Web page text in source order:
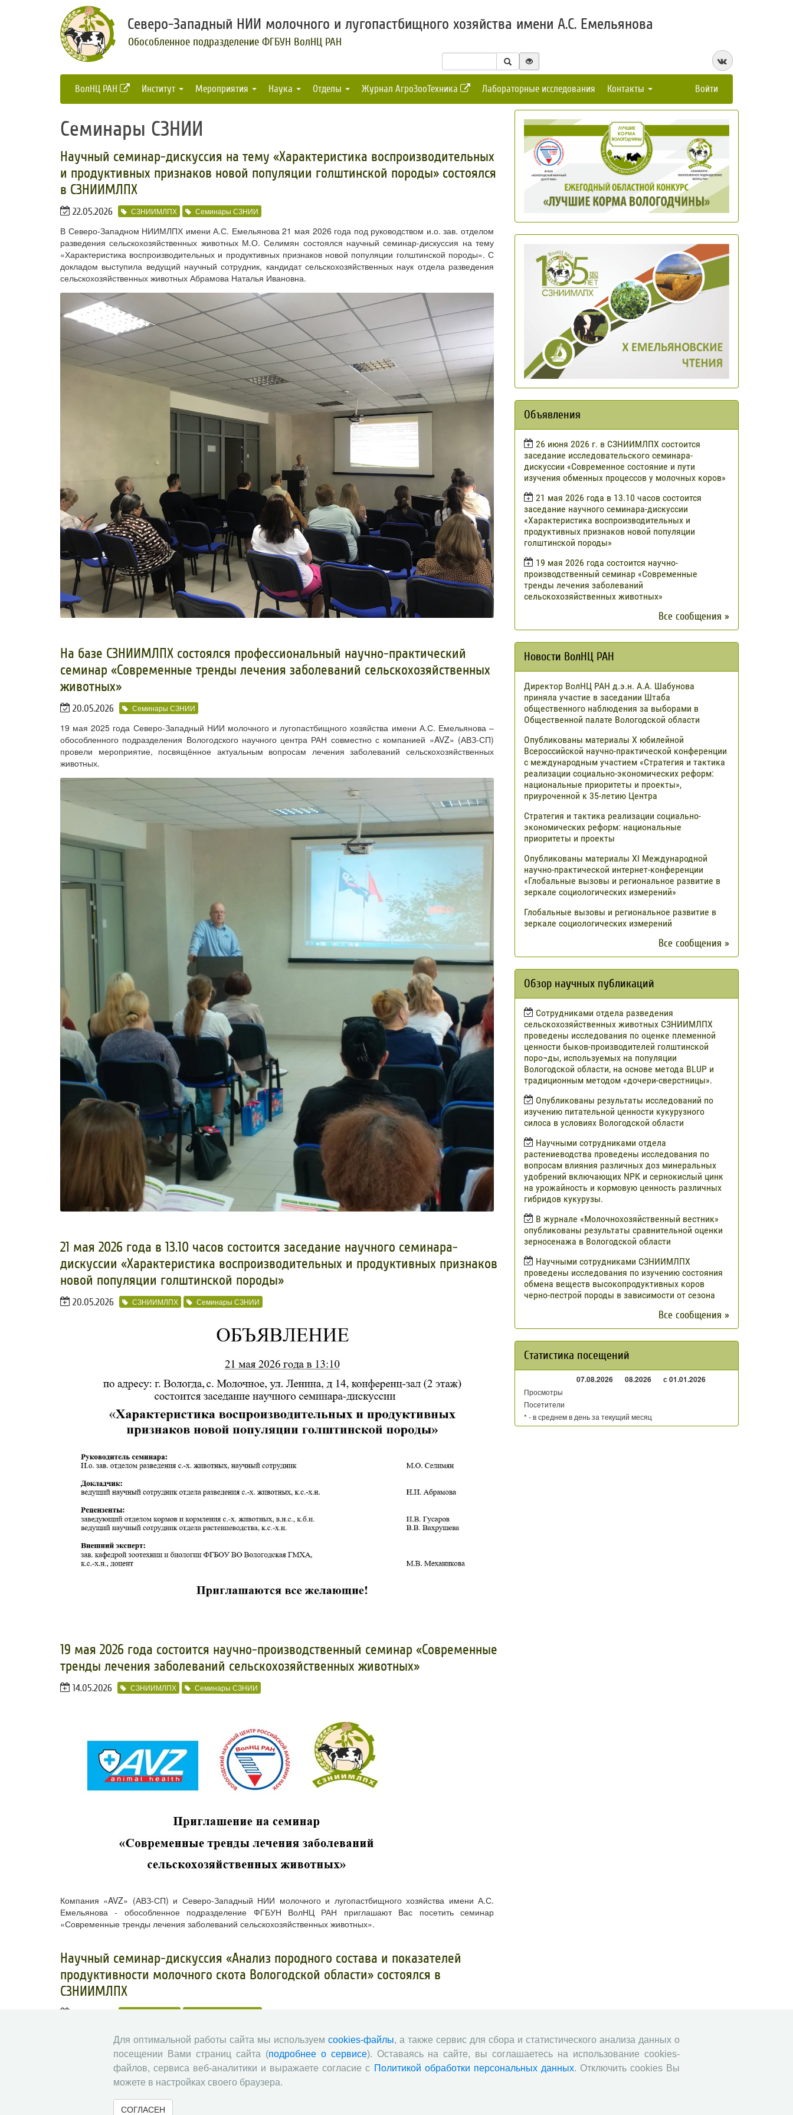
Северо-Западный НИИ молочного и лугопастбищного хозяйства имени А.С. Емельянова
Обособленное подразделение ФГБУН ВолНЦ РАН
ВолНЦ РАН Институт Мероприятия Наука Отделы Журнал АгроЗооТехника Лабораторные исследования Контакты Войти
Семинары СЗНИИ
Научный семинар-дискуссия на тему «Характеристика воспроизводительных
и продуктивных признаков новой популяции голштинской породы» состоялся
в СЗНИИМЛПХ
22.05.2026 СЗНИИМЛПХ Семинары СЗНИИ
В Северо-Западном НИИМЛПХ имени А.С. Емельянова 21 мая 2026 года под руководством и.о. зав. отделом
разведения сельскохозяйственных животных М.О. Селимян состоялся научный семинар-дискуссия на тему
«Характеристика воспроизводительных и продуктивных признаков новой популяции голштинской породы». С
докладом выступила ведущий научный сотрудник, кандидат сельскохозяйственных наук отдела разведения
сельскохозяйственных животных Абрамова Наталья Ивановна.
На базе СЗНИИМЛПХ состоялся профессиональный научно-практический
семинар «Современные тренды лечения заболеваний сельскохозяйственных
животных»
20.05.2026 Семинары СЗНИИ
19 мая 2025 года Северо-Западный НИИ молочного и лугопастбищного хозяйства имени А.С. Емельянова –
обособленного подразделения Вологодского научного центра РАН совместно с компанией «AVZ» (АВЗ-СП)
провели мероприятие, посвящённое актуальным вопросам лечения заболеваний сельскохозяйственных
животных.
21 мая 2026 года в 13.10 часов состоится заседание научного семинара-
дискуссии «Характеристика воспроизводительных и продуктивных признаков
новой популяции голштинской породы»
20.05.2026 СЗНИИМЛПХ Семинары СЗНИИ
19 мая 2026 года состоится научно-производственный семинар «Современные
тренды лечения заболеваний сельскохозяйственных животных»
14.05.2026 СЗНИИМЛПХ Семинары СЗНИИ
Компания «AVZ» (АВЗ-СП) и Северо-Западный НИИ молочного и лугопастбищного хозяйства имени А.С.
Емельянова - обособленное подразделение ФГБУН ВолНЦ РАН приглашают Вас посетить семинар
«Современные тренды лечения заболеваний сельскохозяйственных животных».
​Научный семинар-дискуссия «Анализ породного состава и показателей
продуктивности молочного скота Вологодской области» состоялся в
СЗНИИМЛПХ
СЗНИИМЛПХ Семинары СЗНИИ
Объявления
​26 июня 2026 г. в СЗНИИМЛПХ состоится
заседание исследовательского семинара-
дискуссии «Современное состояние и пути
изучения обменных процессов у молочных коров»
21 мая 2026 года в 13.10 часов состоится
заседание научного семинара-дискуссии
«Характеристика воспроизводительных и
продуктивных признаков новой популяции
голштинской породы»
19 мая 2026 года состоится научно-
производственный семинар «Современные
тренды лечения заболеваний
сельскохозяйственных животных»
Все сообщения »
Новости ВолНЦ РАН
Директор ВолНЦ РАН д.э.н. А.А. Шабунова
приняла участие в заседании Штаба
общественного наблюдения за выборами в
Общественной палате Вологодской области
Опубликованы материалы X юбилейной
Всероссийской научно-практической конференции
с международным участием «Стратегия и тактика
реализации социально-экономических реформ:
национальные приоритеты и проекты»,
приуроченной к 35-летию Центра
Стратегия и тактика реализации социально-
экономических реформ: национальные
приоритеты и проекты
Опубликованы материалы XI Международной
научно-практической интернет-конференции
«Глобальные вызовы и региональное развитие в
зеркале социологических измерений»
Глобальные вызовы и региональное развитие в
зеркале социологических измерений
Все сообщения »
Обзор научных публикаций
Сотрудниками отдела разведения
сельскохозяйственных животных СЗНИИМЛПХ
проведены исследования по оценке племенной
ценности быков-производителей голштинской
поро¬ды, используемых на популяции
Вологодской области, на основе метода BLUP и
традиционным методом «дочери-сверстницы».
Опубликованы результаты исследований по
изучению питательной ценности кукурузного
силоса в условиях Вологодской области
Научными сотрудниками отдела
растениеводства проведены исследования по
вопросам влияния различных доз минеральных
удобрений включающих NРК и сернокислый цинк
на урожайность и кормовую ценность различных
гибридов кукурузы.
В журнале «Молочнохозяйственный вестник»
опубликованы результаты сравнительной оценки
зерносенажа в Вологодской области
Научными сотрудниками СЗНИИМЛПХ
проведены исследования по изучению состояния
обмена веществ высокопродуктивных коров
черно-пестрой породы в зависимости от сезона
Все сообщения »
Статистика посещений
07.08.2026 08.2026 с 01.01.2026
Просмотры
Посетители
* - в среднем в день за текущий месяц
Для оптимальной работы сайта мы используем cookies-файлы, а также сервис для сбора и статистического анализа данных о
посещении Вами страниц сайта (подробнее о сервисе). Оставаясь на сайте, вы соглашаетесь на использование cookies-
файлов, сервиса веб-аналитики и выражаете согласие с Политикой обработки персональных данных. Отключить cookies Вы
можете в настройках своего браузера.
СОГЛАСЕН